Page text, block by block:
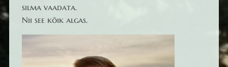
silma vaadata.
Nii see kõik algas.